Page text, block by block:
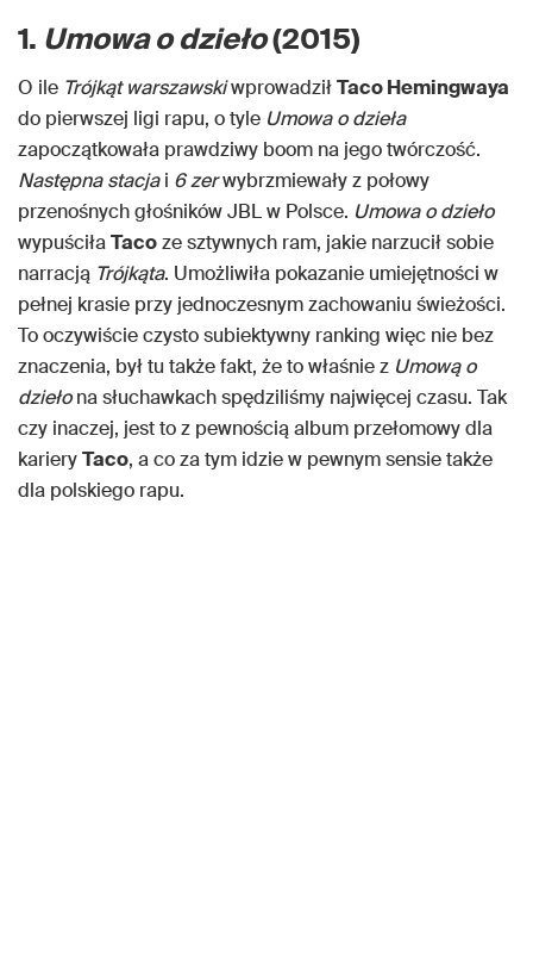
1. Umowa o dzieło(2015)
O ile Trójkąt warszawskiwprowadziłTaco Hemingwaya
do pierwszej ligi rapu, o tyle Umowa o dzieła
zapoczątkowała prawdziwy boom na jego twórczość.
Następna stacjai 6 zerwybrzmiewały z połowy
przenośnych głośników JBL w Polsce. Umowa o dzieło
wypuściłaTacoze sztywnych ram, jakie narzucił sobie
narracją Trójkąta. Umożliwiła pokazanie umiejętności w
pełnej krasie przy jednoczesnym zachowaniu świeżości.
To oczywiście czysto subiektywny ranking więc nie bez
znaczenia, był tu także fakt, że to właśnie z Umową o
dziełona słuchawkach spędziliśmy najwięcej czasu. Tak
czy inaczej, jest to z pewnością album przełomowy dla
karieryTaco, a co za tym idzie w pewnym sensie także
dla polskiego rapu.